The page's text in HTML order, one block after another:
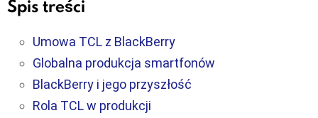
Spis treści
Umowa TCL z BlackBerry
Globalna produkcja smartfonów
BlackBerry i jego przyszłość
Rola TCL w produkcji